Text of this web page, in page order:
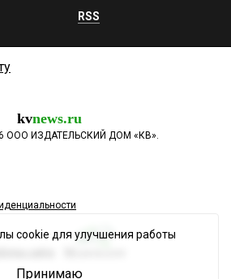
RSS
kvnews.ru
ООО ИЗДАТЕЛЬСКИЙ ДОМ «КВ».
сайта
cookie для улучшения работы
Принимаю